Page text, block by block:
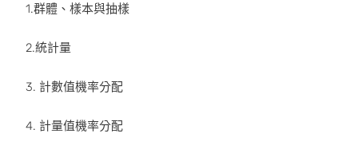
1.群體、樣本與抽樣
2.統計量
3. 計數值機率分配
4. 計量值機率分配